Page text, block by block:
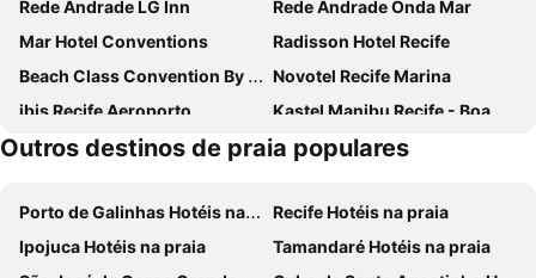
Rede Andrade LG Inn
Rede Andrade Onda Mar
Mar Hotel Conventions
Radisson Hotel Recife
Beach Class Convention By Mai
Novotel Recife Marina
ibis Recife Aeroporto
Kastel Manibu Recife - Boa Viagem
Mercure Recife Navegantes Hotel
Hotel Euro Suíte Recife Boa Viagem
Rede Andrade Plaza Recife
NovoHotell Recife
El Aram Beach Boa Viagem
Marante Plaza Hotel
Outros destinos de praia populares
Porto de Galinhas Hotéis na praia
Recife Hotéis na praia
Ipojuca Hotéis na praia
Tamandaré Hotéis na praia